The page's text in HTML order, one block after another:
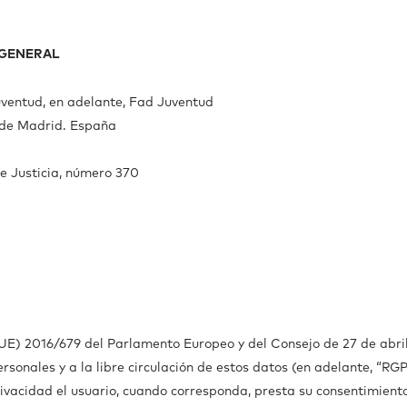
en adelante, Fad Juventud
Madrid. España
Justicia, número 370
2016/679 del Parlamento Europeo y del Consejo de 27 de
y a la libre circulación de estos datos (en adelante,
el usuario, cuando corresponda, presta su